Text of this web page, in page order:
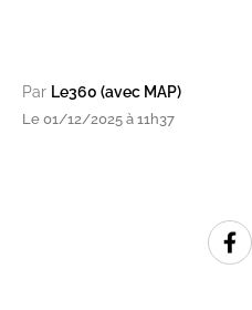
Par Le360 (avec MAP)
Le 01/12/2025 à 11h37